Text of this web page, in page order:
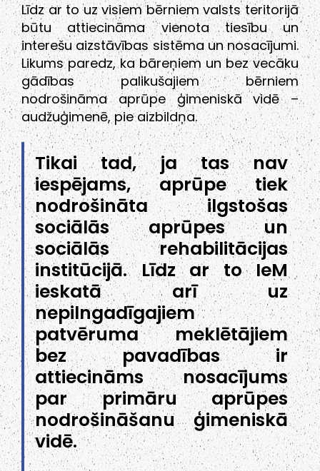
Līdz ar to uz visiem bērniem valsts teritorijā
būtu attiecināma vienota tiesību un
interešu aizstāvības sistēma un nosacījumi.
Likums paredz, ka bāreņiem un bez vecāku
gādības palikušajiem bērniem
nodrošināma aprūpe ģimeniskā vidē –
audžuģimenē, pie aizbildņa.
Tikai tad, ja tas nav
iespējams, aprūpe tiek
nodrošināta ilgstošas
sociālās aprūpes un
sociālās rehabilitācijas
institūcijā. Līdz ar to IeM
ieskatā arī uz
nepilngadīgajiem
patvēruma meklētājiem
bez pavadības ir
attiecināms nosacījums
par primāru aprūpes
nodrošināšanu ģimeniskā
vidē.